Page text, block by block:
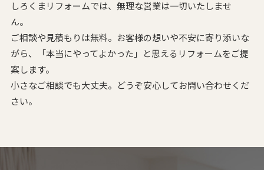
しろくまリフォームでは、無理な営業は一切いたしませ
ん。
ご相談や見積もりは無料。お客様の想いや不安に寄り添いな
がら、
「本当にやってよかった」と思えるリフォームをご提
案します。
小さなご相談でも大丈夫。どうぞ安心してお問い合わせくだ
さい。